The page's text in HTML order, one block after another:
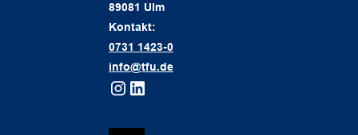
89081 Ulm
Kontakt:
0731 1423-0
info@tfu.de